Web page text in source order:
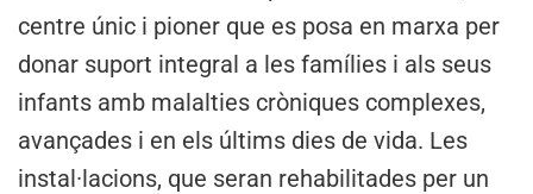
centre únic i pioner que es posa en marxa per
donar suport integral a les famílies i als seus
infants amb malalties cròniques complexes,
avançades i en els últims dies de vida. Les
instal·lacions, que seran rehabilitades per un